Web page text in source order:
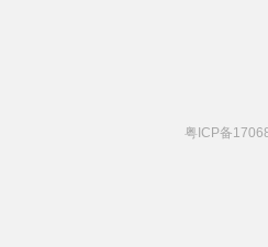
粤ICP备